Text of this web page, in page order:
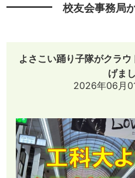
校友会事務局
よさこい踊り子隊がクラ
げま
2026年06月